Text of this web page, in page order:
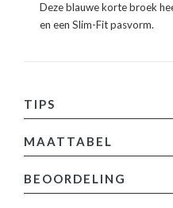
Deze blauwe korte broek
en een Slim-Fit pasvorm.
TIPS
MAATTABEL
BEOORDELING